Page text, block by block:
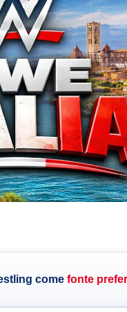
come fonte